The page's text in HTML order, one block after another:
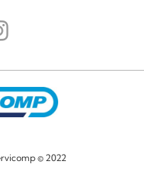
© 2022